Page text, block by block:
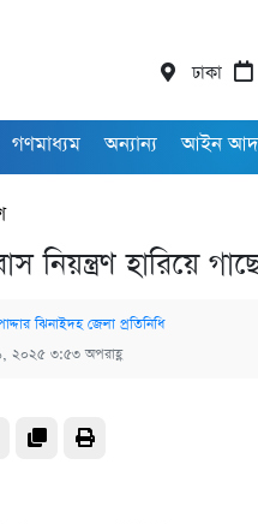
ঢাকা
গণমাধ্যম অন্যান্য আইন
নিয়ন্ত্রণ হারিয়ে
ঝিনাইদহ জেলা প্রতিনিধি
২০২৫ ৩:৫৩ অপরাহ্ণ